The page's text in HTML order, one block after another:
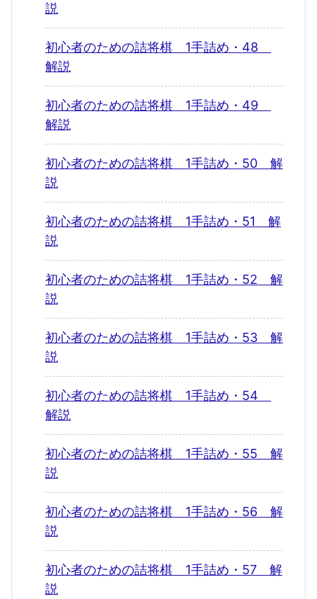
説
初心者のための詰将棋 1手詰め・48
解説
初心者のための詰将棋 1手詰め・49
解説
初心者のための詰将棋 1手詰め・50 解
説
初心者のための詰将棋 1手詰め・51 解
説
初心者のための詰将棋 1手詰め・52 解
説
初心者のための詰将棋 1手詰め・53 解
説
初心者のための詰将棋 1手詰め・54
解説
初心者のための詰将棋 1手詰め・55 解
説
初心者のための詰将棋 1手詰め・56 解
説
初心者のための詰将棋 1手詰め・57 解
説